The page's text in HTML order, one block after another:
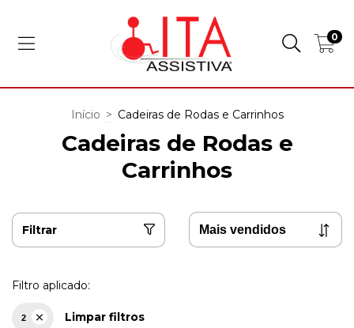
0
Início > Cadeiras de Rodas e Carrinhos
Cadeiras de Rodas e
Carrinhos
Filtrar
Filtro aplicado:
2 Limpar filtros